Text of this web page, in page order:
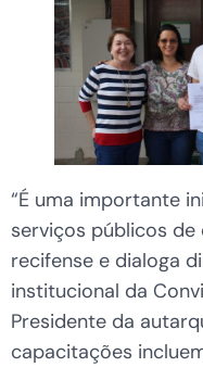
“É uma importante
serviços públicos
recifense e dialoga
institucional da
Presidente da
capacitações